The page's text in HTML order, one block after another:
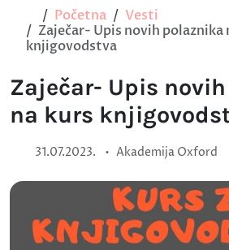
Početna
Vesti
Zaječar- Upis novih polaznika
knjigovodstva
Zaječar- Upis
na kurs
31.07.2023. • Akademija Oxford